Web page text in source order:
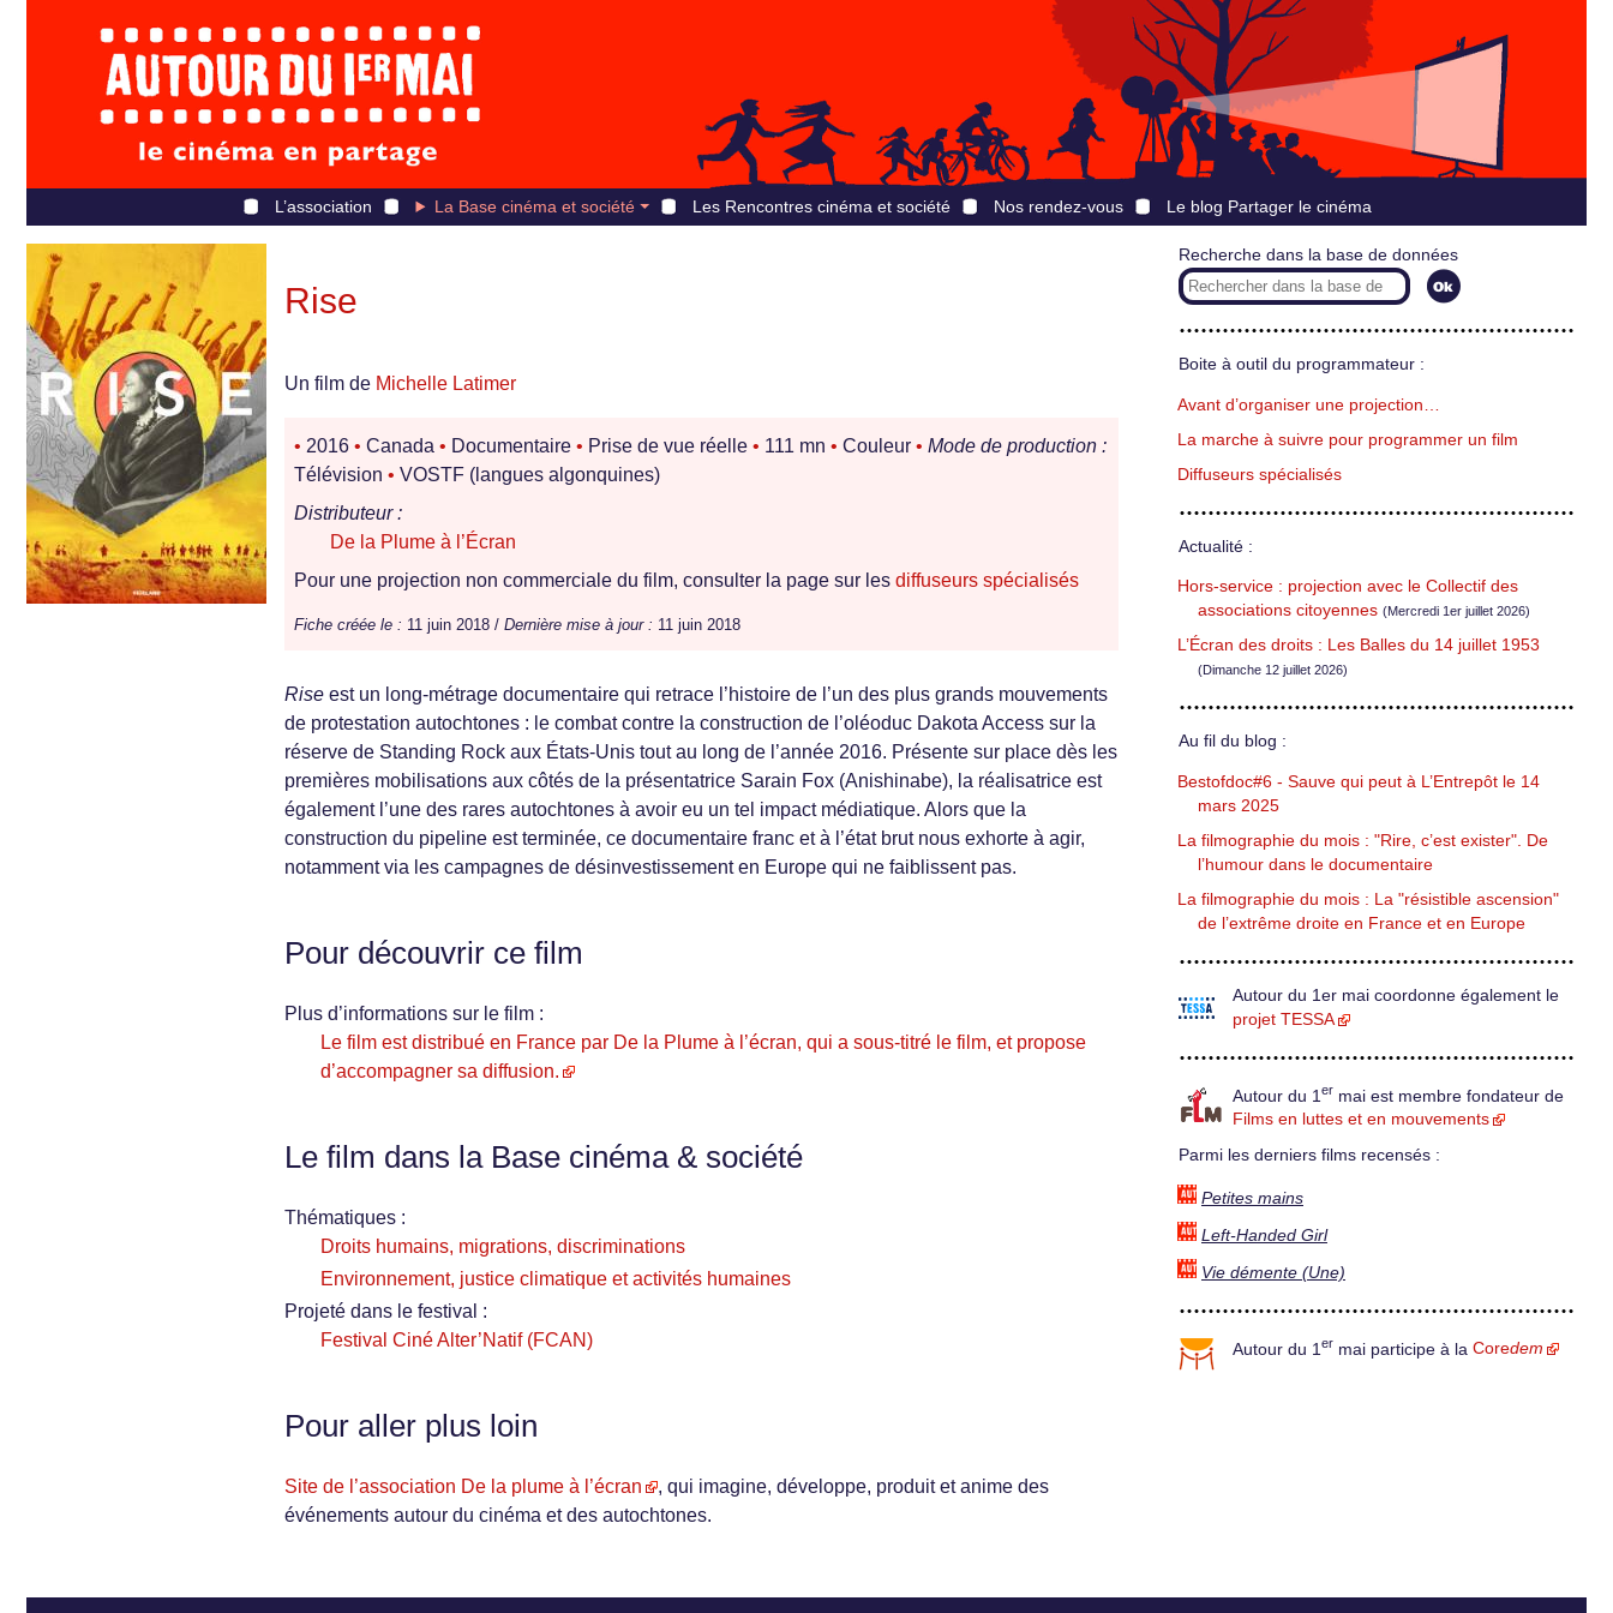
L’association La Base cinéma et société Les Rencontres cinéma et société Nos rendez-vous Le blog Partager le cinéma
Rise
Un film de Michelle Latimer
• 2016 • Canada • Documentaire • Prise de vue réelle • 111 mn • Couleur • Mode de production :
Télévision • VOSTF (langues algonquines)
Distributeur :
De la Plume à l’Écran
Pour une projection non commerciale du film, consulter la page sur les diffuseurs spécialisés
Fiche créée le : 11 juin 2018 / Dernière mise à jour : 11 juin 2018
Rise est un long-métrage documentaire qui retrace l’histoire de l’un des plus grands mouvements
de protestation autochtones : le combat contre la construction de l’oléoduc Dakota Access sur la
réserve de Standing Rock aux États-Unis tout au long de l’année 2016. Présente sur place dès les
premières mobilisations aux côtés de la présentatrice Sarain Fox (Anishinabe), la réalisatrice est
également l’une des rares autochtones à avoir eu un tel impact médiatique. Alors que la
construction du pipeline est terminée, ce documentaire franc et à l’état brut nous exhorte à agir,
notamment via les campagnes de désinvestissement en Europe qui ne faiblissent pas.
Pour découvrir ce film
Plus d’informations sur le film :
Le film est distribué en France par De la Plume à l’écran, qui a sous-titré le film, et propose
d’accompagner sa diffusion.
Le film dans la Base cinéma & société
Thématiques :
Droits humains, migrations, discriminations
Environnement, justice climatique et activités humaines
Projeté dans le festival :
Festival Ciné Alter’Natif (FCAN)
Pour aller plus loin
Site de l’association De la plume à l’écran
, qui imagine, développe, produit et anime des
événements autour du cinéma et des autochtones.
Recherche dans la base de données
Boite à outil du programmateur :
Avant d’organiser une projection…
La marche à suivre pour programmer un film
Diffuseurs spécialisés
Actualité :
Hors-service : projection avec le Collectif des
associations citoyennes (Mercredi 1er juillet 2026)
L’Écran des droits : Les Balles du 14 juillet 1953
(Dimanche 12 juillet 2026)
Au fil du blog :
Bestofdoc#6 - Sauve qui peut à L’Entrepôt le 14
mars 2025
La filmographie du mois : "Rire, c’est exister". De
l’humour dans le documentaire
La filmographie du mois : La "résistible ascension"
de l’extrême droite en France et en Europe
Autour du 1er mai coordonne également le
projet TESSA
Autour du 1 er mai est membre fondateur de
Films en luttes et en mouvements
Parmi les derniers films recensés :
Petites mains
Left-Handed Girl
Vie démente (Une)
Autour du 1 er mai participe à la Coredem